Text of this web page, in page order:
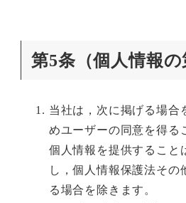
第5条（個人情報の
当社は，次に掲げる場合
めユーザーの同意を得る
個人情報を提供すること
し，個人情報保護法その
る場合を除きます。